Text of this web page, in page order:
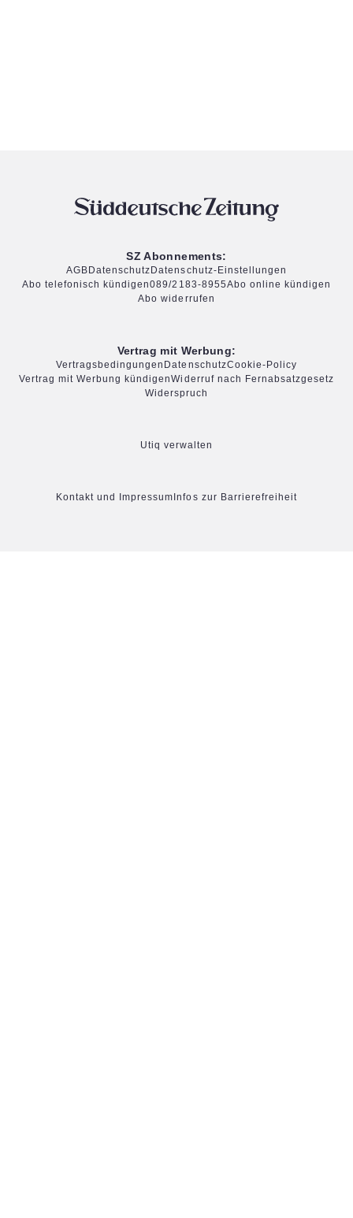
SZ Abonnements:
AGB Datenschutz Datenschutz-Einstellungen
Abo telefonisch kündigen089/2183-8955Abo online kündigen
Abo widerrufen
Vertrag mit Werbung:
Vertragsbedingungen DatenschutzCookie-Policy
Vertrag mit Werbung kündigenWiderruf nach Fernabsatzgesetz
Widerspruch
Utiq verwalten
Kontakt und Impressum Infos zur Barrierefreiheit